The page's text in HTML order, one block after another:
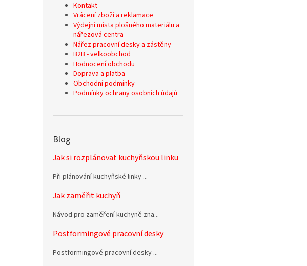
Kontakt
Vrácení zboží a reklamace
Výdejní místa plošného materiálu a
nářezová centra
Nářez pracovní desky a zástěny
B2B - velkoobchod
Hodnocení obchodu
Doprava a platba
Obchodní podmínky
Podmínky ochrany osobních údajů
Blog
Jak si rozplánovat kuchyňskou linku
Při plánování kuchyňské linky ...
Jak zaměřit kuchyň
Návod pro zaměření kuchyně zna...
Postformingové pracovní desky
Postformingové pracovní desky ...